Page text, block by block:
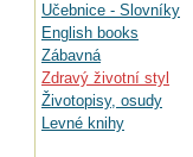
Učebnice - Slovníky
English books
Zábavná
Zdravý životní styl
Životopisy, osudy
Levné knihy